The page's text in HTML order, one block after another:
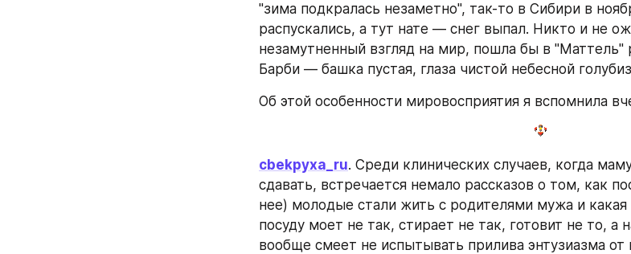
"зима подкралась незаметно", так-то в Сибири в
распускались, а тут нате — снег выпал. Никто и не
незамутненный взгляд на мир, пошла бы в "Маттель"
Барби — башка пустая, глаза чистой небесной
Об этой особенности мировосприятия я вспомнила
cbekpyxa_ru. Среди клинических случаев, когда
сдавать, встречается немало рассказов о том, как
нее) молодые стали жить с родителями мужа и
посуду моет не так, стирает не так, готовит не то, а
вообще смеет не испытывать прилива энтузиазма от